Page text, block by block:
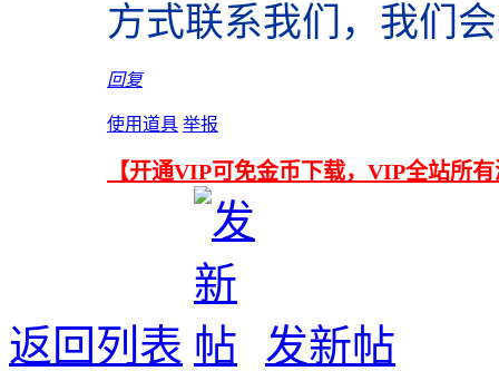
方式联系我们，我们
回复
使用道具 举报
【开通VIP可免金币下载，VIP全站所
返回列表 发新帖